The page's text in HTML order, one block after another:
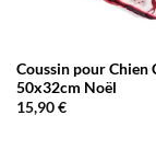
Coussin pour Chien
50x32cm Noël
15,90€